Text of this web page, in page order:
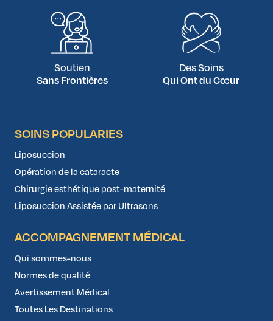
Soutien
Sans Frontières
Des Soins
Qui Ont du Cœur
SOINS POPULARIES
Liposuccion
Opération de la cataracte
Chirurgie esthétique post-maternité
Liposuccion Assistée par Ultrasons
ACCOMPAGNEMENT MÉDICAL
Qui sommes-nous
Normes de qualité
Avertissement Médical
Toutes Les Destinations